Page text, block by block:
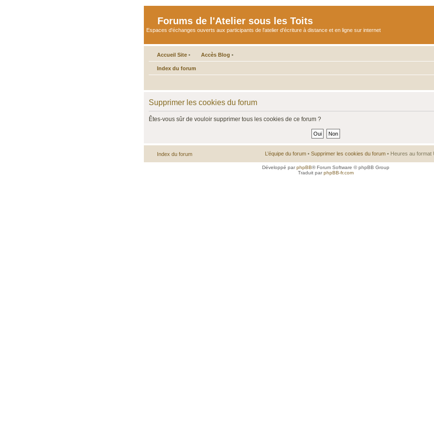
Forums de l'Atelier sous les Toits
Espaces d'échanges ouverts aux participants de l'atelier d'écriture à distance et en ligne sur internet
Accueil Site • Accès Blog •
Index du forum
Supprimer les cookies du forum
Êtes-vous sûr de vouloir supprimer tous les cookies de ce forum ?
Index du forum L’équipe du forum • Supprimer les cookies du forum • Heures au format
Développé parphpBB® Forum Software © phpBB Group
Traduit parphpBB-fr.com